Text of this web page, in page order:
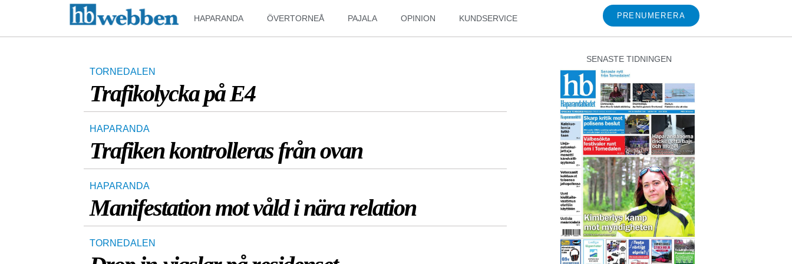
HAPARANDA ÖVERTORNEÅ PAJALA OPINION KUNDSERVICE PRENUMERERA
TORNEDALEN
Trafikolycka på E4
HAPARANDA
Trafiken kontrolleras från ovan
HAPARANDA
Manifestation mot våld i nära relation
TORNEDALEN
SENASTE TIDNINGEN